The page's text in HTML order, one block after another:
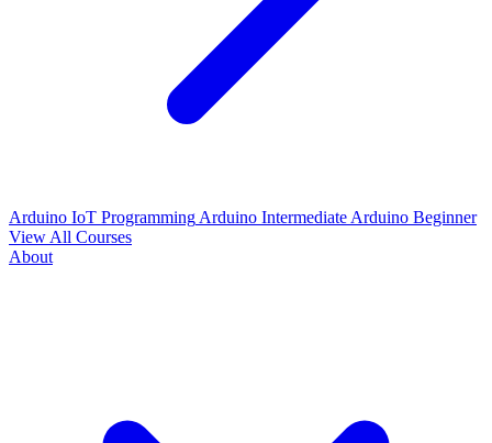
Arduino IoT Programming Arduino Intermediate Arduino Beginner
View All Courses
About